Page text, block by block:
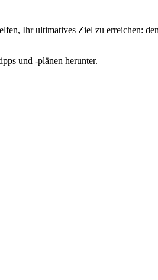
Ihr ultimatives Ziel zu erreichen:
und -plänen herunter.